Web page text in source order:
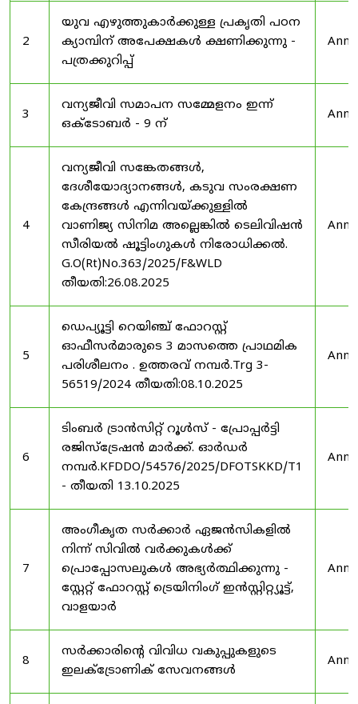
2
യുവ എഴുത്തുകാർക്കുള്ള പ്രകൃതി പഠന
ക്യാമ്പിന് അപേക്ഷകൾ ക്ഷണിക്കുന്നു -
പത്രക്കുറിപ്പ്
3
വന്യജീവി സമാപന സമ്മേളനം ഇന്ന്
ഒക്ടോബർ - 9 ന്
4
വന്യജീവി സങ്കേതങ്ങൾ,
ദേശീയോദ്യാനങ്ങൾ, കടുവ സംരക്ഷണ
കേന്ദ്രങ്ങൾ എന്നിവയ്ക്കുള്ളിൽ
വാണിജ്യ സിനിമ അല്ലെങ്കിൽ ടെലിവിഷൻ
സീരിയൽ ഷൂട്ടിംഗുകൾ നിരോധിക്കൽ.
G.O(Rt)No.363/2025/F&WLD
തീയതി:26.08.2025
5
ഡെപ്യൂട്ടി റെയിഞ്ച് ഫോറസ്റ്റ്
ഓഫീസർമാരുടെ 3 മാസത്തെ പ്രാഥമിക
പരിശീലനം . ഉത്തരവ് നമ്പർ.Trg 3-
56519/2024 തീയതി:08.10.2025
6
ടിംബർ ട്രാൻസിറ്റ് റൂൾസ് - പ്രോപ്പർട്ടി
രജിസ്ട്രേഷൻ മാർക്ക്. ഓർഡർ
നമ്പർ.KFDDO/54576/2025/DFOTSKKD/T1
- തീയതി 13.10.2025
7
അംഗീകൃത സർക്കാർ ഏജൻസികളിൽ
നിന്ന് സിവിൽ വർക്കുകൾക്ക്
പ്രൊപ്പോസലുകൾ അഭ്യർത്ഥിക്കുന്നു -
സ്റ്റേറ്റ് ഫോറസ്റ്റ് ട്രെയിനിംഗ് ഇൻസ്റ്റിറ്റ്യൂട്ട്,
വാളയാർ
8
സർക്കാരിന്റെ വിവിധ വകുപ്പുകളുടെ
ഇലക്ട്രോണിക് സേവനങ്ങൾ